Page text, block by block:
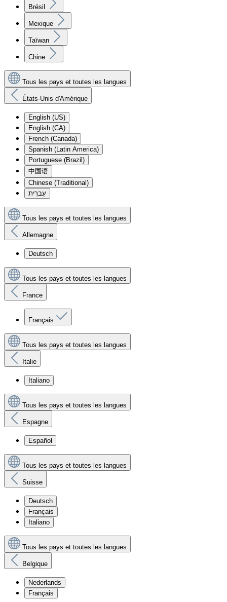
Brésil
Mexique
Taïwan
Chine
Tous les pays et toutes les langues
États-Unis d'Amérique
English (US)
English (CA)
French (Canada)
Spanish (Latin America)
Portuguese (Brazil)
中国语
Chinese (Traditional)
עִברִית
Tous les pays et toutes les langues
Allemagne
Deutsch
Tous les pays et toutes les langues
France
Français
Tous les pays et toutes les langues
Italie
Italiano
Tous les pays et toutes les langues
Espagne
Español
Tous les pays et toutes les langues
Suisse
Deutsch
Français
Italiano
Tous les pays et toutes les langues
Belgique
Nederlands
Français